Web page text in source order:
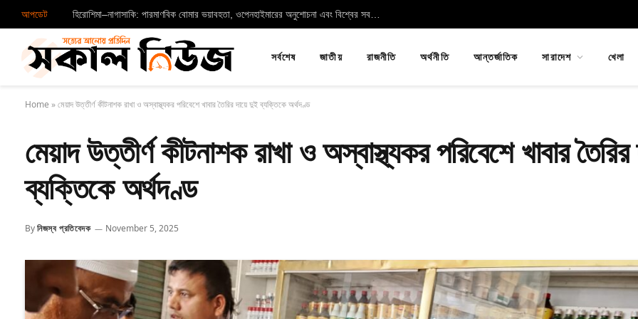
আপডেট
সর্বশেষ জাতীয় রাজনীতি অর্থনীতি আন্তর্জাতিক সারাদেশ খেলা
Home »মেয়াদ উত্তীর্ণ কীটনাশক রাখা ও অস্বাস্থ্যকর পরিবেশে খাবার তৈরির দায়ে দুই ব্যক্তিকে অর্থদণ্ড
মেয়াদ উত্তীর্ণ কীটনাশক রাখা ও অস্বাস্থ্যকর পরিবেশে খাবার
ব্যক্তিকে অর্থদণ্ড
Byনিজস্ব প্রতিবেদক November 5, 2025